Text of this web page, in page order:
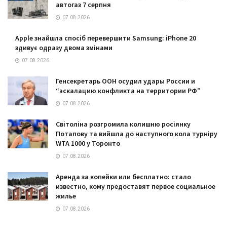
автогаз 7 серпня
07.08.2026
Apple знайшла спосіб перевершити Samsung: iPhone 20
здивує одразу двома змінами
07.08.2026
Генсекретарь ООН осудил удары России и
“эскалацию конфликта на территории РФ”
07.08.2026
Світоліна розгромила колишню росіянку
Потапову та вийшла до наступного кола турніру
WTA 1000 у Торонто
07.08.2026
Аренда за копейки или бесплатно: стало
известно, кому предоставят первое социальное
жилье
07.08.2026